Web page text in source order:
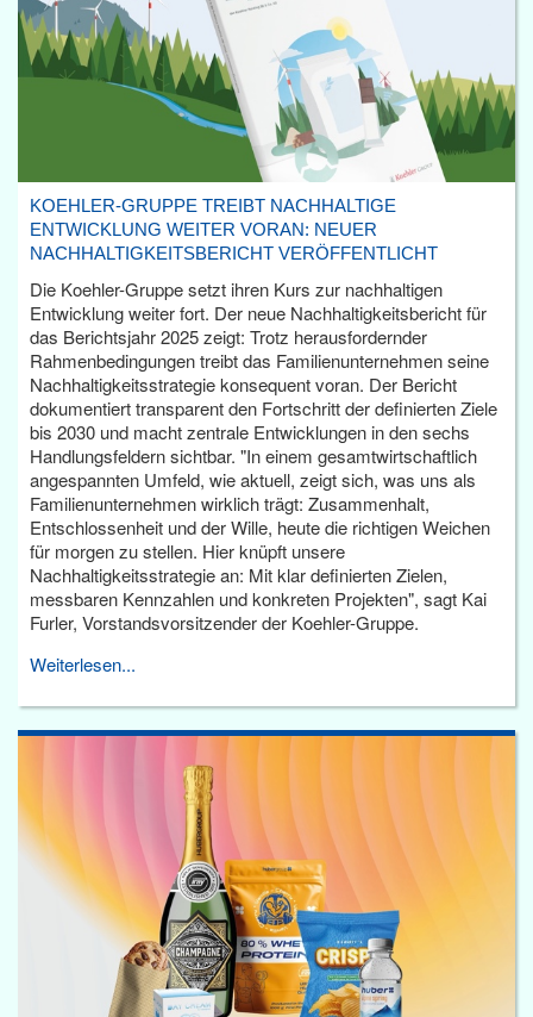
KOEHLER-GRUPPE TREIBT NACHHALTIGE
ENTWICKLUNG WEITER VORAN: NEUER
NACHHALTIGKEITSBERICHT VERÖFFENTLICHT
Die Koehler-Gruppe setzt ihren Kurs zur nachhaltigen
Entwicklung weiter fort. Der neue Nachhaltigkeitsbericht für
das Berichtsjahr 2025 zeigt: Trotz herausfordernder
Rahmenbedingungen treibt das Familienunternehmen seine
Nachhaltigkeitsstrategie konsequent voran. Der Bericht
dokumentiert transparent den Fortschritt der definierten Ziele
bis 2030 und macht zentrale Entwicklungen in den sechs
Handlungsfeldern sichtbar. "In einem gesamtwirtschaftlich
angespannten Umfeld, wie aktuell, zeigt sich, was uns als
Familienunternehmen wirklich trägt: Zusammenhalt,
Entschlossenheit und der Wille, heute die richtigen Weichen
für morgen zu stellen. Hier knüpft unsere
Nachhaltigkeitsstrategie an: Mit klar definierten Zielen,
messbaren Kennzahlen und konkreten Projekten", sagt Kai
Furler, Vorstandsvorsitzender der Koehler-Gruppe.
Weiterlesen...